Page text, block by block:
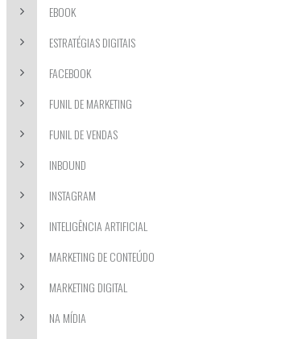
EBOOK
ESTRATÉGIAS DIGITAIS
FACEBOOK
FUNIL DE MARKETING
FUNIL DE VENDAS
INBOUND
INSTAGRAM
INTELIGÊNCIA ARTIFICIAL
MARKETING DE CONTEÚDO
MARKETING DIGITAL
NA MÍDIA